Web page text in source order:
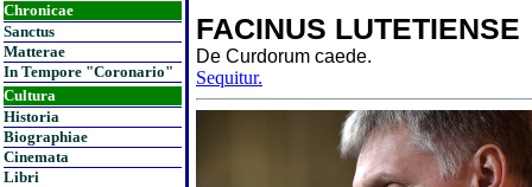
Chronicae
Sanctus
Matterae
In Tempore "Coronario"
Cultura
Historia
Biographiae
Cinemata
Libri
FACINUS LUTETIENSE
De Curdorum caede.
Sequitur.